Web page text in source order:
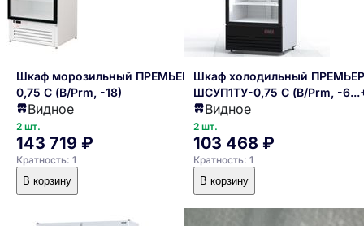
Шкаф морозильный ПРЕМЬЕР
0,75 С (В/Prm, -18)
Видное
2 шт.
143 719 ₽
Кратность: 1
В корзину
Шкаф холодильный ПРЕМЬЕР
ШСУП1ТУ-0,75 С (В/Prm, -
Видное
2 шт.
103 468 ₽
Кратность: 1
В корзину